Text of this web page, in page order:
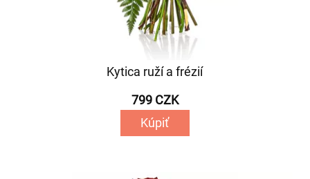
Kytica ruží a frézií
799 CZK
Kúpiť